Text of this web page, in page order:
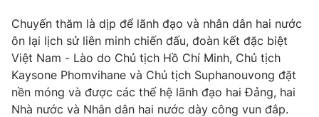
VTV4 Vươn mình bằng AI
VTV9 VTV8
Chuyến thăm là dịp để lãnh đạo và nhân dân hai nước
ôn lại lịch sử liên minh chiến đấu, đoàn kết đặc biệt
Việt Nam - Lào do Chủ tịch Hồ Chí Minh, Chủ tịch
Kaysone Phomvihane và Chủ tịch Suphanouvong đặt
nền móng và được các thế hệ lãnh đạo hai Đảng, hai
Nhà nước và Nhân dân hai nước dày công vun đắp.